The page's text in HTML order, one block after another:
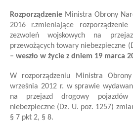
Rozporządzenie Ministra Obrony
2016 r.zmieniające
zezwoleń wojskowych na
przewożących towary niebezpieczne
– weszło w życie z dniem 19 marca
W rozporządzeniu Ministra
września 2012 r. w sprawie
na przejazd drogowy pojazdów
niebezpieczne (Dz. U. poz. 1257)
§ 7 pkt 2, § 8.